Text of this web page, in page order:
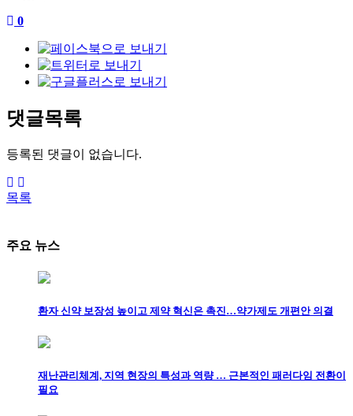
0
댓글목록
등록된 댓글이 없습니다.
목록
주요 뉴스
환자 신약 보장성 높이고 제약 혁신은 촉진…약가제도 개편안 의결
재난관리체계, 지역 현장의 특성과 역량 … 근본적인 패러다임 전환이
필요